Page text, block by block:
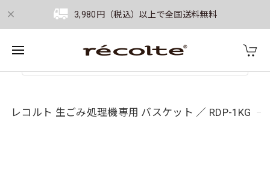
3,980円（税込）以上で全国送料無料
レコルト 生ごみ処理機専用 バスケット ／ RDP-1KG